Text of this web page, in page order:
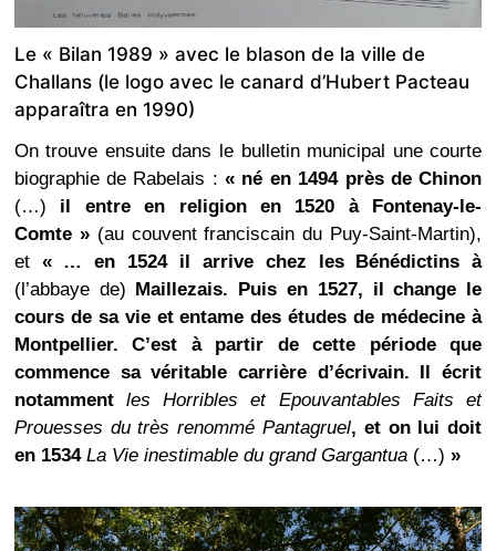
Le « Bilan 1989 » avec le blason de la ville de
Challans (le logo avec le canard d’Hubert Pacteau
apparaîtra en 1990)
On trouve ensuite dans le bulletin municipal une courte
biographie de Rabelais :« né en 1494 près de Chinon
(…) il entre en religion en 1520 à Fontenay-le-
Comte» (au couvent franciscain du Puy-Saint-Martin),
et « …en 1524 il arrive chez les Bénédictins à
(l’abbaye de) Maillezais. Puis en 1527, il change le
cours de sa vie et entame des études de médecine à
Montpellier. C’est à partir de cette période que
commence sa véritable carrière d’écrivain. Il écrit
notammentles Horribles et Epouvantables Faits et
Prouesses du très renommé Pantagruel, et on lui doit
en 1534 La Vie inestimable du grand Gargantua (…) »